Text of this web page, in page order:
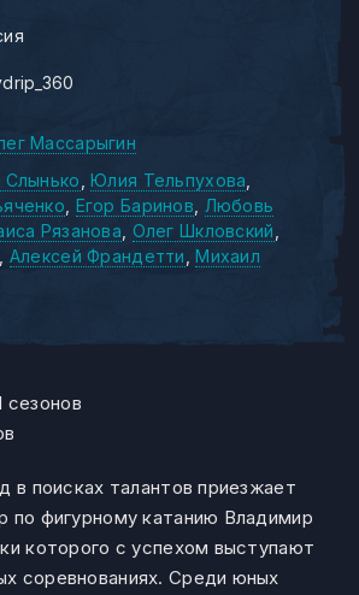
Массарыгин
Слынько Юлия Тельпухова
Егор Баринов
Любовь
Рязанова
Олег Шкловский
Алексей Франдетти
Михаил
сезонов
в поисках талантов приезжает
по фигурному катанию Владимир
которого с успехом выступают
соревнованиях. Среди юных